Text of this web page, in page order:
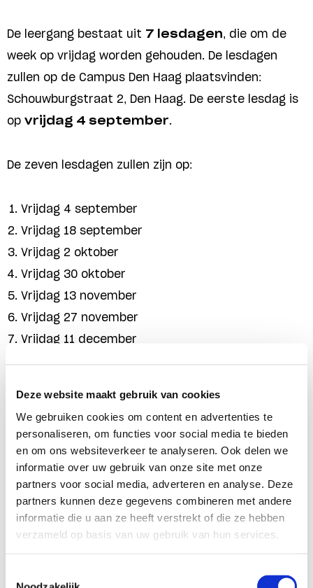
Deze website maakt gebruik van cookies
We gebruiken cookies om content en advertenties te
personaliseren, om functies voor social media te bieden
en om ons websiteverkeer te analyseren. Ook delen we
informatie over uw gebruik van onze site met onze
partners voor social media, adverteren en analyse. Deze
partners kunnen deze gegevens combineren met andere
informatie die u aan ze heeft verstrekt of die ze hebben
verzameld op basis van uw gebruik van hun services.
De leergang bestaat uit 7 lesdagen, die om de
week op vrijdag worden gehouden. De lesdagen
zullen op de Campus Den Haag plaatsvinden:
Schouwburgstraat 2, Den Haag. De eerste lesdag is
op vrijdag 4 september.
De zeven lesdagen zullen zijn op:
Vrijdag 4 september
Vrijdag 18 september
Vrijdag 2 oktober
Vrijdag 30 oktober
Vrijdag 13 november
Vrijdag 27 november
Vrijdag 11 december
(!) Meld je aan bij de leergang met gebruik van
dit
formulieren selecteer dat je een journalistieke
achtergrond hebt. De Universiteit Leiden zal na de
deadline alle journalistieke aanmeldingen met ons
delen. SDM selecteert hier vervolgens een diverse
groep van vijf journalistieke deelnemers uit.
Je kunt je tot en met aanmelden.